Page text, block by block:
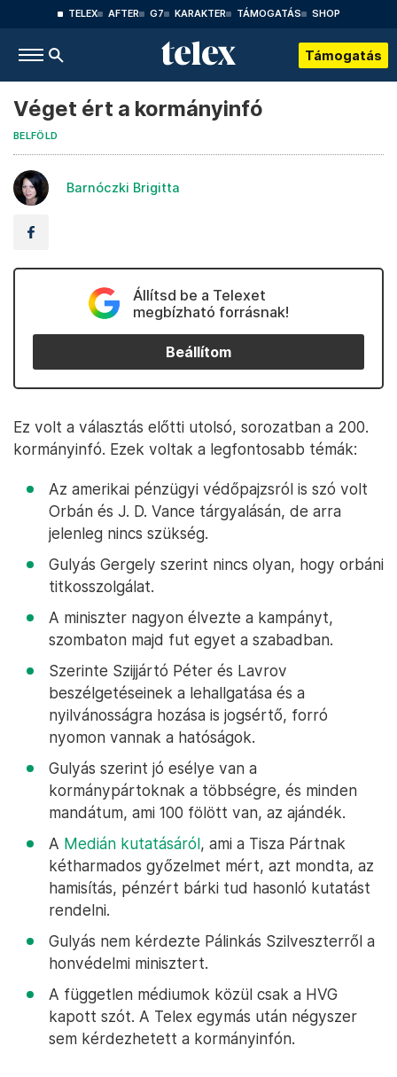
TELEX AFTER G7 KARAKTER TÁMOGATÁS SHOP
Támogatás
Véget ért a kormányinfó
BELFÖLD
Barnóczki Brigitta
Állítsd be a Telexet
megbízható forrásnak!
Beállítom
Ez volt a választás előtti utolsó, sorozatban a 200.
kormányinfó. Ezek voltak a legfontosabb témák:
Az amerikai pénzügyi védőpajzsról is szó volt
Orbán és J. D. Vance tárgyalásán, de arra
jelenleg nincs szükség.
Gulyás Gergely szerint nincs olyan, hogy orbáni
titkosszolgálat.
A miniszter nagyon élvezte a kampányt,
szombaton majd fut egyet a szabadban.
Szerinte Szijjártó Péter és Lavrov
beszélgetéseinek a lehallgatása és a
nyilvánosságra hozása is jogsértő, forró
nyomon vannak a hatóságok.
Gulyás szerint jó esélye van a
kormánypártoknak a többségre, és minden
mandátum, ami 100 fölött van, az ajándék.
A Medián kutatásáról, ami a Tisza Pártnak
kétharmados győzelmet mért, azt mondta, az
hamisítás, pénzért bárki tud hasonló kutatást
rendelni.
Gulyás nem kérdezte Pálinkás Szilveszterről a
honvédelmi minisztert.
A független médiumok közül csak a HVG
kapott szót. A Telex egymás után négyszer
sem kérdezhetett a kormányinfón.